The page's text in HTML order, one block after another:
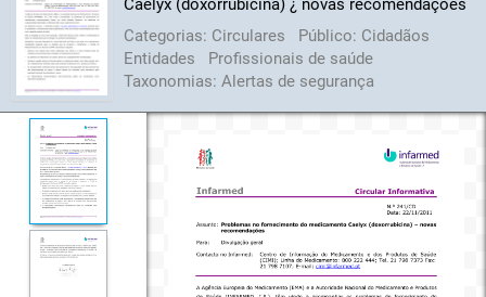
Categorias: Circulares Público: Cidadãos
Entidades
Profissionais de saúde
Taxonomias: Alertas de segurança